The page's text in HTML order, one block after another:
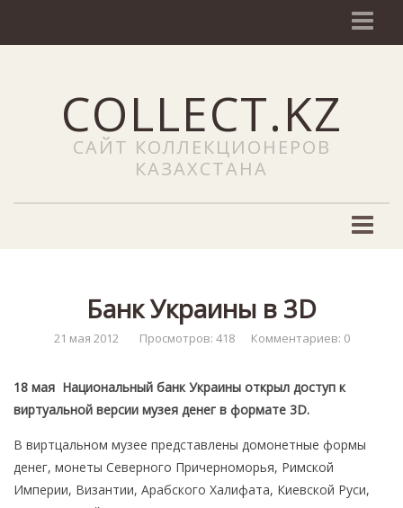
NEWS (Новости)
Наши услуги
Добавить объявление
COLLECT.KZ
САЙТ КОЛЛЕКЦИОНЕРОВ
КАЗАХСТАНА
Новости филателии
Редкие почтовые марки
Нумизматика
Монеты Казахстана
Банк Украины в 3D
21 мая 2012 Просмотров: 418 Комментариев: 0
18 мая Национальный банк Украины открыл доступ к
виртуальной версии музея денег в формате 3D.
В виртцальном музее представлены домонетные формы
денег, монеты Северного Причерноморья, Римской
Империи, Византии, Арабского Халифата, Киевской Руси,